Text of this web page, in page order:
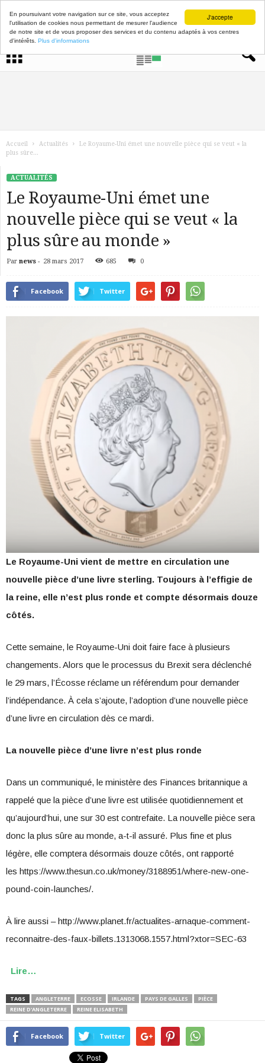
J'accepte
En poursuivant votre navigation sur ce site, vous acceptez
l'utilisation de cookies nous permettant de mesurer l'audience
de notre site et de vous proposer des services et du contenu adaptés à vos centres
d'intérêts. Plus d'informations
Accueil Actualités
Le Royaume-Uni émet une nouvelle pièce qui se veut « la
plus sûre...
ACTUALITÉS
Le Royaume-Uni émet une
nouvelle pièce qui se veut « la
plus sûre au monde »
Par news - 28 mars 2017 685 0
Facebook Twitter
Le Royaume-Uni vient de mettre en circulation une
nouvelle pièce d’une livre sterling. Toujours à l’effigie de
la reine, elle n’est plus ronde et compte désormais douze
côtés.
Cette semaine, le Royaume-Uni doit faire face à plusieurs
changements. Alors que le processus du Brexit sera déclenché
le 29 mars, l’Écosse réclame un référendum pour demander
l’indépendance. À cela s’ajoute, l’adoption d’une nouvelle pièce
d’une livre en circulation dès ce mardi.
La nouvelle pièce d’une livre n’est plus ronde
Dans un communiqué, le ministère des Finances britannique a
rappelé que la pièce d’une livre est utilisée quotidiennement et
qu’aujourd’hui, une sur 30 est contrefaite. La nouvelle pièce sera
donc la plus sûre au monde, a-t-il assuré. Plus fine et plus
légère, elle comptera désormais douze côtés, ont rapporté
les https://www.thesun.co.uk/money/3188951/where-new-one-
pound-coin-launches/.
À lire aussi – http://www.planet.fr/actualites-arnaque-comment-
reconnaitre-des-faux-billets.1313068.1557.html?xtor=SEC-63
Lire…
TAGS ANGLETERRE ECOSSE IRLANDE PAYS DE GALLES
PIÈCE
REINE D'ANGLETERRE
REINE ELISABETH
Facebook Twitter